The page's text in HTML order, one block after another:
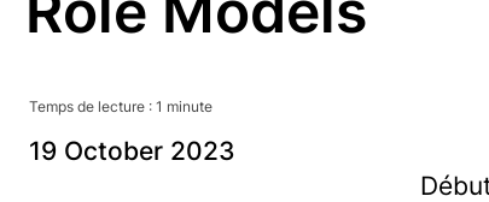
Temps de lecture : 1 minute
19 October 2023